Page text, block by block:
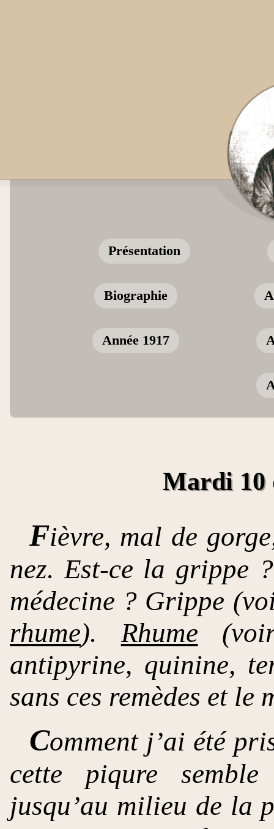
Présentation
Biographie
Année 1917
Mardi 10
Fièvre, mal de
nez. Est-ce la grippe
médecine ? Grippe
rhume). Rhume
antipyrine, quinine,
sans ces remèdes et le
Comment j’ai été
cette piqure
jusqu’au milieu de la